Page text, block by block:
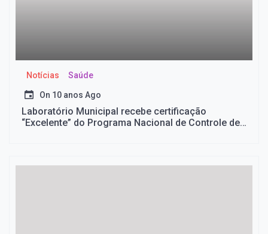
Notícias Saúde
On 10 anos Ago
Laboratório Municipal recebe certificação
“Excelente” do Programa Nacional de Controle de